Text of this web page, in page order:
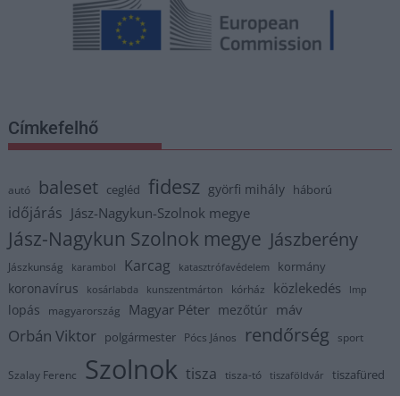
Címkefelhő
autó baleset cegléd fidesz györfi mihály háború
időjárás Jász-Nagykun-Szolnok megye
Jász-Nagykun Szolnok megye Jászberény
Jászkunság karambol Karcag katasztrófavédelem kormány
koronavírus kosárlabda kunszentmárton kórház közlekedés lmp
lopás magyarország Magyar Péter mezőtúr máv
Orbán Viktor polgármester Pócs János rendőrség sport
Szalay Ferenc Szolnok tisza tisza-tó tiszaföldvár tiszafüred